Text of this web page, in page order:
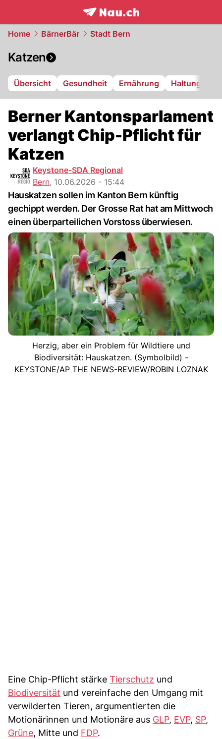
frontpage.NAU.ch
Home BärnerBär Stadt Bern
Katzen
Übersicht Gesundheit Ernährung Haltung
Berner Kantonsparlament
verlangt Chip-Pflicht für
Katzen
Keystone-SDA Regional
Bern, 10.06.2026 - 15:44
Hauskatzen sollen im Kanton Bern künftig
gechippt werden. Der Grosse Rat hat am Mittwoch
einen überparteilichen Vorstoss überwiesen.
Herzig, aber ein Problem für Wildtiere und
Biodiversität: Hauskatzen. (Symbolbild) -
KEYSTONE/AP THE NEWS-REVIEW/ROBIN LOZNAK
Eine Chip-Pflicht stärke Tierschutz und
Biodiversität und vereinfache den Umgang mit
verwilderten Tieren, argumentierten die
Motionärinnen und Motionäre aus GLP, EVP, SP,
Grüne, Mitte und FDP.